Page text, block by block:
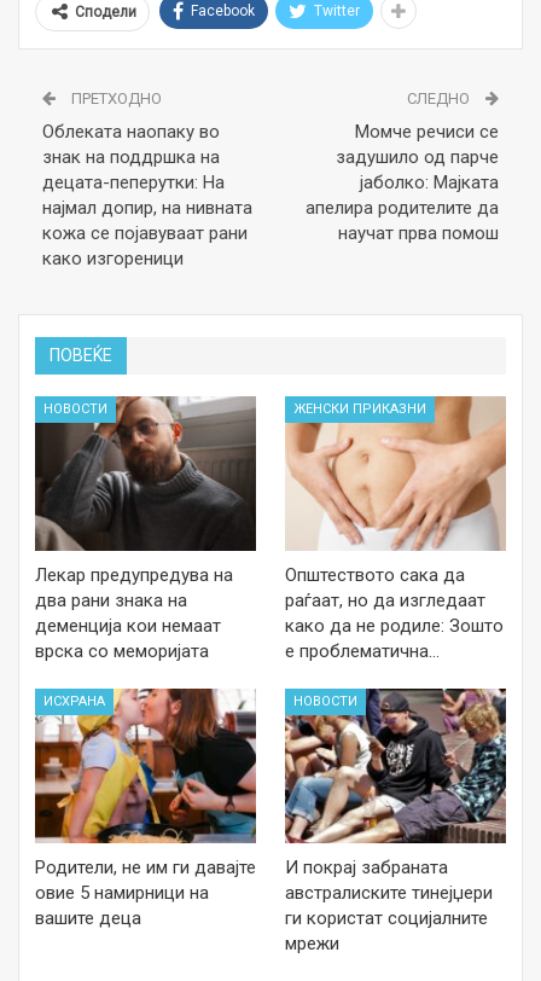
Сподели Facebook Twitter
ПРЕТХОДНО
Облеката наопаку во
знак на поддршка на
децата-пеперутки: На
најмал допир, на нивната
кожа се појавуваат рани
како изгореници
СЛЕДНО
Момче речиси се
задушило од парче
јаболко: Мајката
апелира родителите да
научат прва помош
ПОВЕЌЕ
НОВОСТИ
Лекар предупредува на
два рани знака на
деменција кои немаат
врска со меморијата
ЖЕНСКИ ПРИКАЗНИ
Општеството сака да
раѓаат, но да изгледаат
како да не родиле: Зошто
е проблематична…
ИСХРАНА
Родители, не им ги давајте
овие 5 намирници на
вашите деца
НОВОСТИ
И покрај забраната
австралиските тинејџери
ги користат социјалните
мрежи